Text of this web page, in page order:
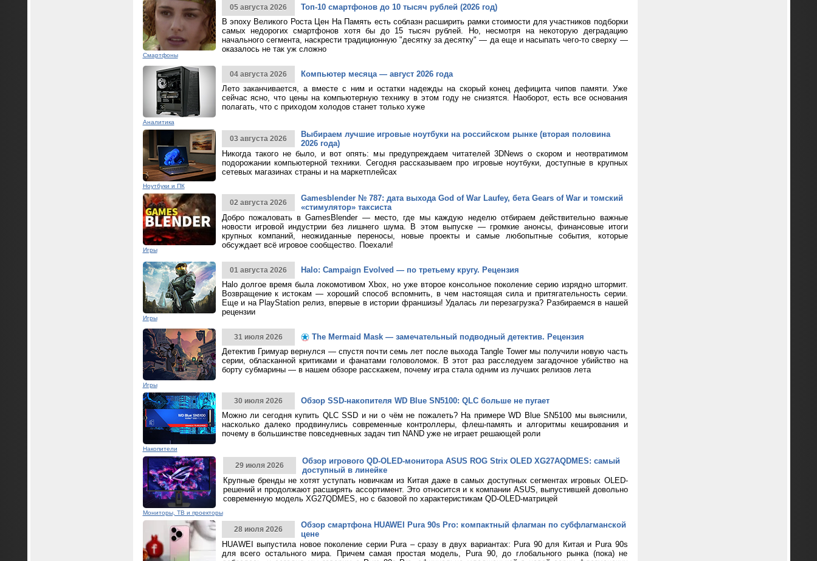
Смартфоны
05 августа 2026
Топ-10 смартфонов до 10 тысяч рублей (2026 год)
В эпоху Великого Роста Цен На Память есть соблазн расширить рамки стоимости для участников подборки
самых недорогих смартфонов хотя бы до 15 тысяч рублей. Но, несмотря на некоторую деградацию
начального сегмента, наскрести традиционную "десятку за десятку" — да еще и насыпать чего-то сверху —
оказалось не так уж сложно
Аналитика
04 августа 2026
Компьютер месяца — август 2026 года
Лето заканчивается, а вместе с ним и остатки надежды на скорый конец дефицита чипов памяти. Уже
сейчас ясно, что цены на компьютерную технику в этом году не снизятся. Наоборот, есть все основания
полагать, что с приходом холодов станет только хуже
Ноутбуки и ПК
03 августа 2026
Выбираем лучшие игровые ноутбуки на российском рынке (вторая половина
2026 года)
Никогда такого не было, и вот опять: мы предупреждаем читателей 3DNews о скором и неотвратимом
подорожании компьютерной техники. Сегодня рассказываем про игровые ноутбуки, доступные в крупных
сетевых магазинах страны и на маркетплейсах
Игры
02 августа 2026
Gamesblender № 787: дата выхода God of War Laufey, бета Gears of War и томский
«стимулятор» таксиста
Добро пожаловать в GamesBlender — место, где мы каждую неделю отбираем действительно важные
новости игровой индустрии без лишнего шума. В этом выпуске — громкие анонсы, финансовые итоги
крупных компаний, неожиданные переносы, новые проекты и самые любопытные события, которые
обсуждает всё игровое сообщество. Поехали!
Игры
01 августа 2026
Halo: Campaign Evolved — по третьему кругу. Рецензия
Halo долгое время была локомотивом Xbox, но уже второе консольное поколение серию изрядно штормит.
Возвращение к истокам — хороший способ вспомнить, в чем настоящая сила и притягательность серии.
Еще и на PlayStation релиз, впервые в истории франшизы! Удалась ли перезагрузка? Разбираемся в нашей
рецензии
Игры
31 июля 2026
The Mermaid Mask — замечательный подводный детектив. Рецензия
Детектив Гримуар вернулся — спустя почти семь лет после выхода Tangle Tower мы получили новую часть
серии, обласканной критиками и фанатами головоломок. В этот раз расследуем загадочное убийство на
борту субмарины — в нашем обзоре расскажем, почему игра стала одним из лучших релизов лета
Накопители
30 июля 2026
Обзор SSD-накопителя WD Blue SN5100: QLC больше не пугает
Можно ли сегодня купить QLC SSD и ни о чём не пожалеть? На примере WD Blue SN5100 мы выяснили,
насколько далеко продвинулись современные контроллеры, флеш-память и алгоритмы кеширования и
почему в большинстве повседневных задач тип NAND уже не играет решающей роли
Мониторы, ТВ и проекторы
29 июля 2026
Обзор игрового QD-OLED-монитора ASUS ROG Strix OLED XG27AQDMES: самый
доступный в линейке
Крупные бренды не хотят уступать новичкам из Китая даже в самых доступных сегментах игровых OLED-
решений и продолжают расширять ассортимент. Это относится и к компании ASUS, выпустившей довольно
современную модель XG27QDMES, но с базовой по характеристикам QD-OLED-матрицей
28 июля 2026
Обзор смартфона HUAWEI Pura 90s Pro: компактный флагман по субфлагманской
цене
HUAWEI выпустила новое поколение серии Pura – сразу в двух вариантах: Pura 90 для Китая и Pura 90s
для всего остального мира. Причем самая простая модель, Pura 90, до глобального рынка (пока) не